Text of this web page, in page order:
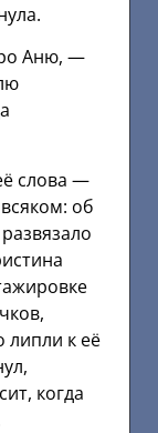
Аню, —
слова —
об
липли к её
когда